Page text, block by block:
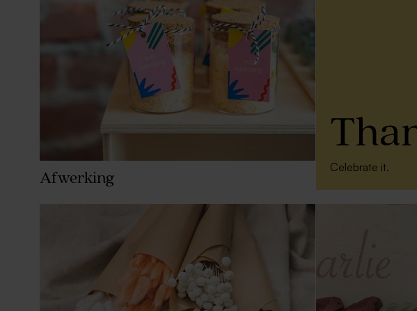
Afwerking
Celebrate it.